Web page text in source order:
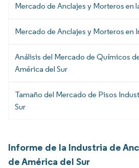
Mercado de Anclajes y Morteros en
Mercado de Anclajes y Morteros en
Análisis del Mercado de Químicos
América del Sur
Tamaño del Mercado de Pisos
Sur
Informe de la Industria de
de América del Sur